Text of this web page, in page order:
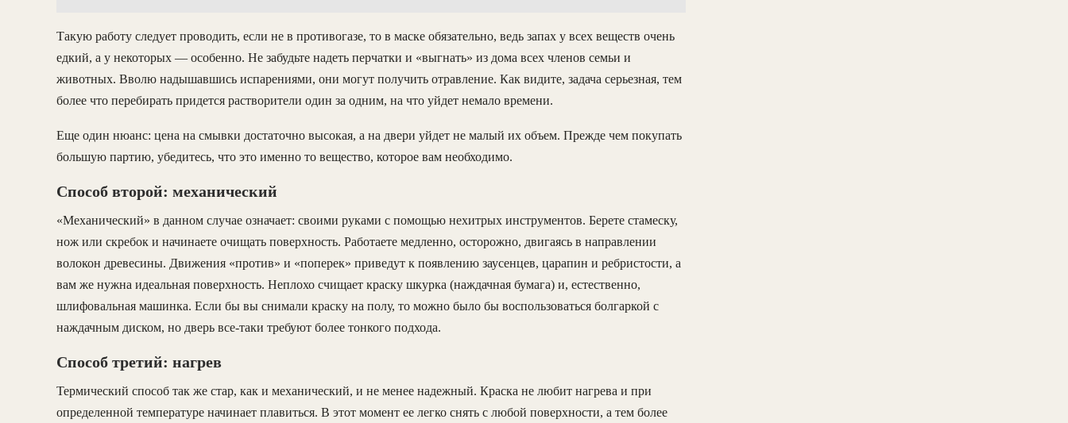
Такую работу следует проводить, если не в противогазе, то в маске обязательно, ведь запах у всех веществ очень
едкий, а у некоторых — особенно. Не забудьте надеть перчатки и «выгнать» из дома всех членов семьи и
животных. Вволю надышавшись испарениями, они могут получить отравление. Как видите, задача серьезная, тем
более что перебирать придется растворители один за одним, на что уйдет немало времени.
Еще один нюанс: цена на смывки достаточно высокая, а на двери уйдет не малый их объем. Прежде чем покупать
большую партию, убедитесь, что это именно то вещество, которое вам необходимо.
Способ второй: механический
«Механический» в данном случае означает: своими руками с помощью нехитрых инструментов. Берете стамеску,
нож или скребок и начинаете очищать поверхность. Работаете медленно, осторожно, двигаясь в направлении
волокон древесины. Движения «против» и «поперек» приведут к появлению заусенцев, царапин и ребристости, а
вам же нужна идеальная поверхность. Неплохо счищает краску шкурка (наждачная бумага) и, естественно,
шлифовальная машинка. Если бы вы снимали краску на полу, то можно было бы воспользоваться болгаркой с
наждачным диском, но дверь все-таки требуют более тонкого подхода.
Способ третий: нагрев
Термический способ так же стар, как и механический, и не менее надежный. Краска не любит нагрева и при
определенной температуре начинает плавиться. В этот момент ее легко снять с любой поверхности, а тем более